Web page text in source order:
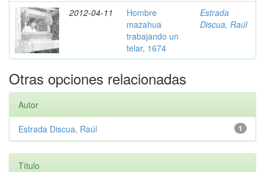
2012-04-11
Hombre
mazahua
trabajando un
telar, 1674
Estrada
Discua, Raúl
Otras opciones relacionadas
Autor
1
Estrada Discua, Raúl
Título